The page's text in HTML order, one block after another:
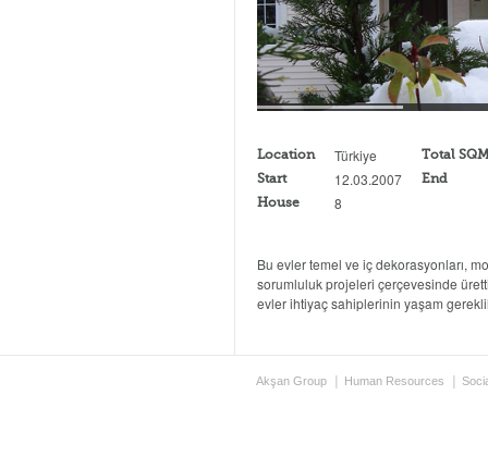
Location Türkiye
Total
Start
12.03.2007
End
House
8
Bu evler temel ve iç dekorasyonları,
sorumluluk projeleri çerçevesinde
evler ihtiyaç sahiplerinin yaşam
Akşan Group Human Resources